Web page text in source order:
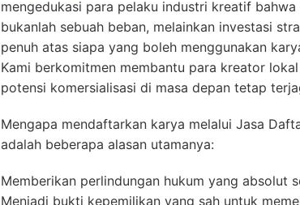
mengedukasi para pelaku industri kreatif
bukanlah sebuah beban, melainkan investasi
penuh atas siapa yang boleh menggunakan
Kami berkomitmen membantu para kreator
potensi komersialisasi di masa depan tetap
Mengapa mendaftarkan karya melalui Jasa
adalah beberapa alasan utamanya:
Memberikan perlindungan hukum yang absolut
Menjadi bukti kepemilikan yang sah untuk